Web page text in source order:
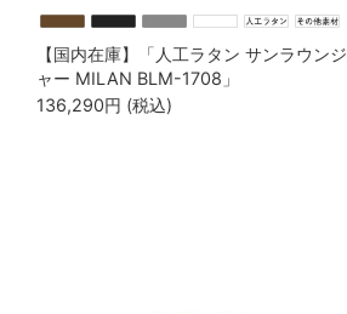
【国内在庫】「人工ラタン サンラウンジ
ャー MILAN BLM-1708」
136,290円 (税込)